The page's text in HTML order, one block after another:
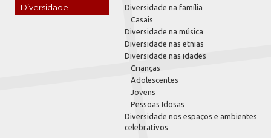
Diversidade
Diversidade na família
Casais
Diversidade na música
Diversidade nas etnias
Diversidade nas idades
Crianças
Adolescentes
Jovens
Pessoas Idosas
Diversidade nos espaços e ambientes
celebrativos